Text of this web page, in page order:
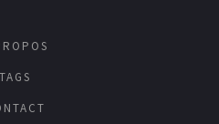
TAGS